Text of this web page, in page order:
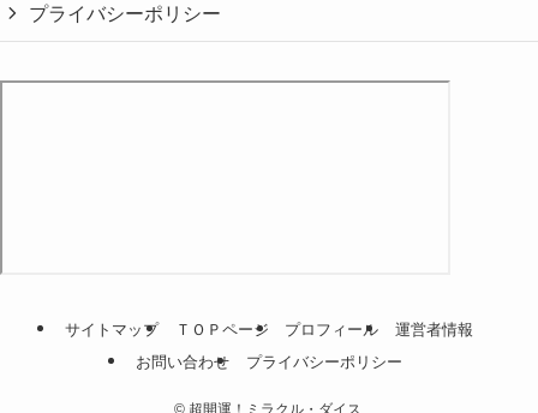
プライバシーポリシー
サイトマップ ＴＯＰページ プロフィール
運営者情報
お問い合わせ
プライバシーポリシー
©超開運！ミラクル・ダイス.